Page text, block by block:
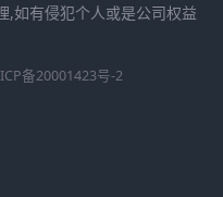
,如有侵犯个人或是公司权益
备20001423号-2